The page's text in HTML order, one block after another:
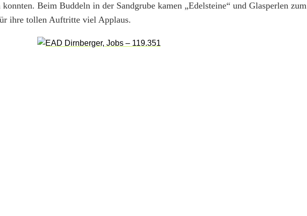
Beim Buddeln in der Sandgrube kamen „Edelsteine“ und Glasperlen zum
ihre tollen Auftritte viel Applaus.